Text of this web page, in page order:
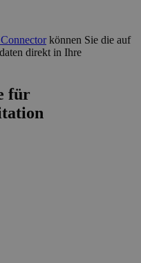
können Sie die auf
direkt in Ihre
für